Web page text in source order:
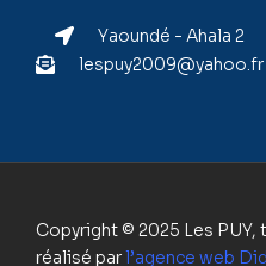
Yaoundé - Ahala 2
lespuy2009@yahoo.fr
Copyright © 2025 Les
réalisé parl’agence web